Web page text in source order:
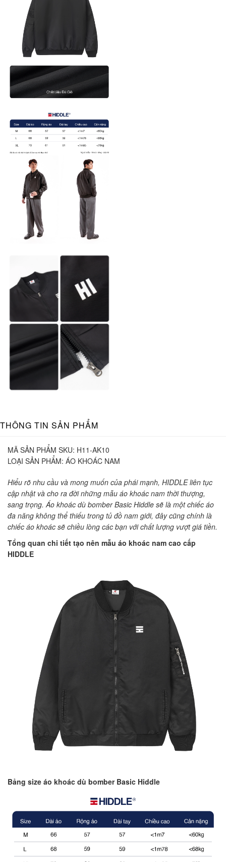
THÔNG TIN SẢN PHẨM
MÃ SẢN PHẨM SKU: H11-AK10
LOẠI SẢN PHẨM: ÁO KHOÁC NAM
Hiểu rõ nhu cầu và mong muốn của phái mạnh, HIDDLE liên tục
cập nhật và cho ra đời những mẫu áo khoác nam thời thượng,
sang trọng. Áo khoác dù bomber Basic Hiddle sẽ là một chiếc áo
đa năng không thể thiếu trong tủ đồ nam giới, đây cũng chính là
chiếc áo khoác sẽ chiều lòng các bạn với chất lượng vượt giá tiền.
Tổng quan chi tiết tạo nên mẫu áo khoác nam cao cấp
HIDDLE
Bảng size áo khoác dù bomber Basic Hiddle